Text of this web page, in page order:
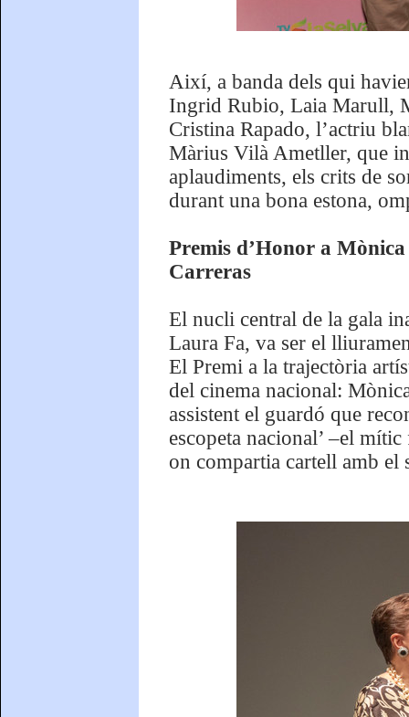
Així, a banda dels qui
Ingrid Rubio, Laia Marull,
Cristina Rapado, l’actriu
Màrius Vilà Ametller, que
aplaudiments, els crits de
durant una bona estona,
Premis d’Honor a
Carreras
El nucli central de la gala
Laura Fa, va ser el
El Premi a la trajectòria
del cinema nacional:
assistent el guardó que
escopeta nacional’ –el
on compartia cartell amb